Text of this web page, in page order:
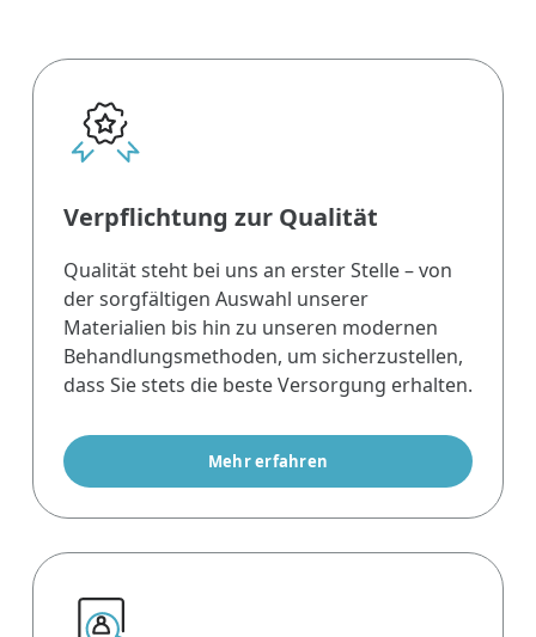
Verpflichtung zur Qualität
Qualität steht bei uns an erster Stelle – von
der sorgfältigen Auswahl unserer
Materialien bis hin zu unseren modernen
Behandlungsmethoden, um sicherzustellen,
dass Sie stets die beste Versorgung erhalten.
Mehr erfahren